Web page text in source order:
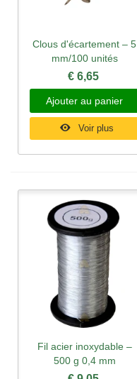
Clous d'écartement – 5
mm/100 unités
€ 6,65
Ajouter au panier
Voir plus
Fil acier inoxydable –
500 g 0,4 mm